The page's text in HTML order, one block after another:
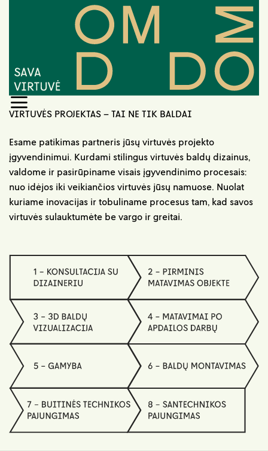
VIRTUVĖS PROJEKTAS – TAI NE TIK BALDAI
Esame patikimas partneris jūsų virtuvės projekto
įgyvendinimui. Kurdami stilingus virtuvės baldų dizainus,
valdome ir pasirūpiname visais įgyvendinimo procesais:
nuo idėjos iki veikiančios virtuvės jūsų namuose. Nuolat
kuriame inovacijas ir tobuliname procesus tam, kad savos
virtuvės sulauktumėte be vargo ir greitai.